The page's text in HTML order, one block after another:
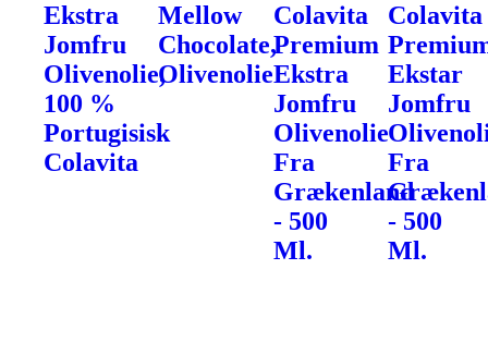
Ekstra
Jomfru
Olivenolie,
100 %
Portugisisk
Colavita
Mellow
Chocolate,
Olivenolie
Colavita
Premium
Ekstra
Jomfru
Olivenolie
Fra
Grækenland
- 500
Ml.
Colavita
Ekstar
Jomfru
Fra
- 500
Ml.